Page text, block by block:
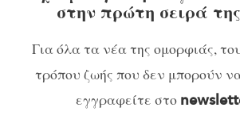
στην πρώτη σειρά
Για όλα τα νέα της ομορφιάς,
τρόπου ζωής που δεν μπορούν
εγγραφείτε στο